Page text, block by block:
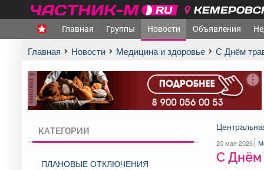
Главная Группы Новости Объявления
Главная Новости Медицина и здоровье С Днём
реклама
КАТЕГОРИИ
ПЛАНОВЫЕ ОТКЛЮЧЕНИЯ
20 мая 2026
С Днём